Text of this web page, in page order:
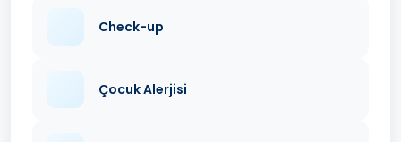
Check-up
Çocuk Alerjisi